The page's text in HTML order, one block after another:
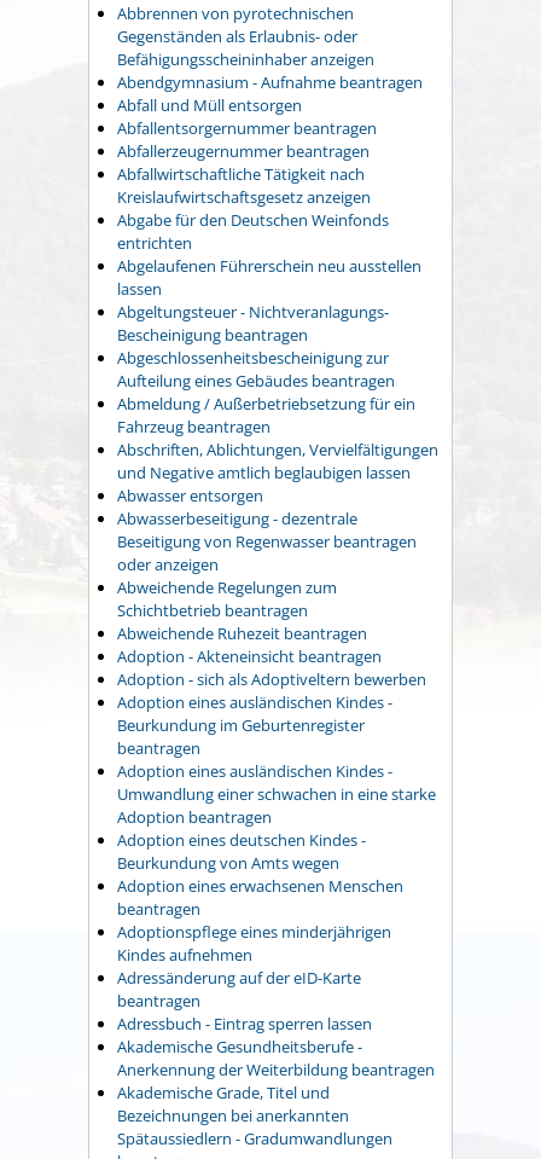
Abbrennen von pyrotechnischen
Gegenständen als Erlaubnis- oder
Befähigungsscheininhaber anzeigen
Abendgymnasium - Aufnahme beantragen
Abfall und Müll entsorgen
Abfallentsorgernummer beantragen
Abfallerzeugernummer beantragen
Abfallwirtschaftliche Tätigkeit nach
Kreislaufwirtschaftsgesetz anzeigen
Abgabe für den Deutschen Weinfonds
entrichten
Abgelaufenen Führerschein neu ausstellen
lassen
Abgeltungsteuer - Nichtveranlagungs-
Bescheinigung beantragen
Abgeschlossenheitsbescheinigung zur
Aufteilung eines Gebäudes beantragen
Abmeldung / Außerbetriebsetzung für ein
Fahrzeug beantragen
Abschriften, Ablichtungen, Vervielfältigungen
und Negative amtlich beglaubigen lassen
Abwasser entsorgen
Abwasserbeseitigung - dezentrale
Beseitigung von Regenwasser beantragen
oder anzeigen
Abweichende Regelungen zum
Schichtbetrieb beantragen
Abweichende Ruhezeit beantragen
Adoption - Akteneinsicht beantragen
Adoption - sich als Adoptiveltern bewerben
Adoption eines ausländischen Kindes -
Beurkundung im Geburtenregister
beantragen
Adoption eines ausländischen Kindes -
Umwandlung einer schwachen in eine starke
Adoption beantragen
Adoption eines deutschen Kindes -
Beurkundung von Amts wegen
Adoption eines erwachsenen Menschen
beantragen
Adoptionspflege eines minderjährigen
Kindes aufnehmen
Adressänderung auf der eID-Karte
beantragen
Adressbuch - Eintrag sperren lassen
Akademische Gesundheitsberufe -
Anerkennung der Weiterbildung beantragen
Akademische Grade, Titel und
Bezeichnungen bei anerkannten
Spätaussiedlern - Gradumwandlungen